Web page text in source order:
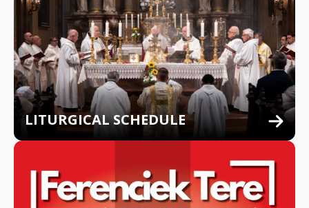
LITURGICAL SCHEDULE